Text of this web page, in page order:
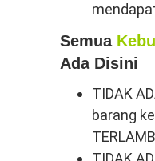
Semua
Ada Disini
TIDAK
barang